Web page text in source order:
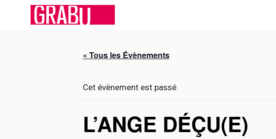
« Tous les Évènements
Cet évènement est passé.
L’ANGE DÉÇU(E)